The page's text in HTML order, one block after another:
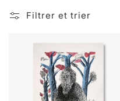
n
Filtrer et trier